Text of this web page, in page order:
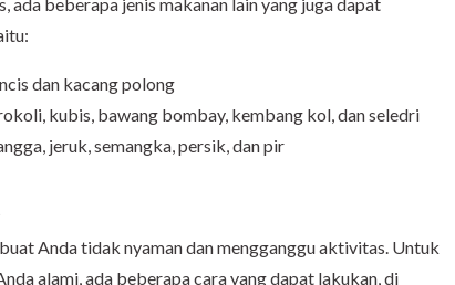
dan kacang polong
kubis, bawang bombay, kembang kol, dan seledri
jeruk, semangka, persik, dan pir
Anda tidak nyaman dan mengganggu aktivitas. Untuk
alami, ada beberapa cara yang dapat lakukan, di